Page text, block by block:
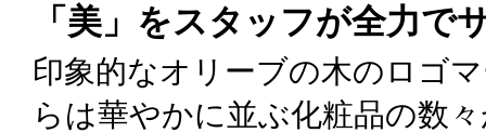
「美」をスタッフが全力で
印象的なオリーブの木のロゴ
らは華やかに並ぶ化粧品の数